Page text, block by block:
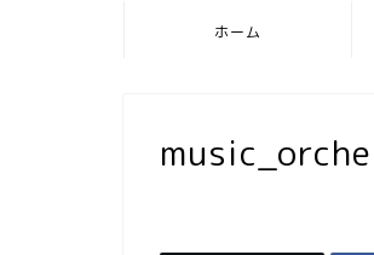
ホーム